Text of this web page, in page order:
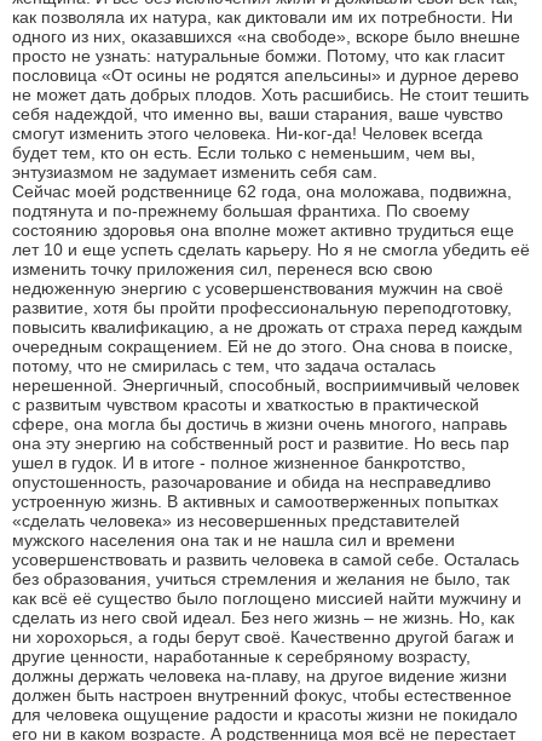
как позволяла их натура, как диктовали им их потребности. Ни
одного из них, оказавшихся «на свободе», вскоре было внешне
просто не узнать: натуральные бомжи. Потому, что как гласит
пословица «От осины не родятся апельсины» и дурное дерево
не может дать добрых плодов. Хоть расшибись. Не стоит тешить
себя надеждой, что именно вы, ваши старания, ваше чувство
смогут изменить этого человека. Ни-ког-да! Человек всегда
будет тем, кто он есть. Если только с неменьшим, чем вы,
энтузиазмом не задумает изменить себя сам.
Сейчас моей родственнице 62 года, она моложава, подвижна,
подтянута и по-прежнему большая франтиха. По своему
состоянию здоровья она вполне может активно трудиться еще
лет 10 и еще успеть сделать карьеру. Но я не смогла убедить её
изменить точку приложения сил, перенеся всю свою
недюженную энергию с усовершенствования мужчин на своё
развитие, хотя бы пройти профессиональную переподготовку,
повысить квалификацию, а не дрожать от страха перед каждым
очередным сокращением. Ей не до этого. Она снова в поиске,
потому, что не смирилась с тем, что задача осталась
нерешенной. Энергичный, способный, восприимчивый человек
с развитым чувством красоты и хваткостью в практической
сфере, она могла бы достичь в жизни очень многого, направь
она эту энергию на собственный рост и развитие. Но весь пар
ушел в гудок. И в итоге - полное жизненное банкротство,
опустошенность, разочарование и обида на несправедливо
устроенную жизнь. В активных и самоотверженных попытках
«сделать человека» из несовершенных представителей
мужского населения она так и не нашла сил и времени
усовершенствовать и развить человека в самой себе. Осталась
без образования, учиться стремления и желания не было, так
как всё её существо было поглощено миссией найти мужчину и
сделать из него свой идеал. Без него жизнь – не жизнь. Но, как
ни хорохорься, а годы берут своё. Качественно другой багаж и
другие ценности, наработанные к серебряному возрасту,
должны держать человека на-плаву, на другое видение жизни
должен быть настроен внутренний фокус, чтобы естественное
для человека ощущение радости и красоты жизни не покидало
его ни в каком возрасте. А родственница моя всё не перестает